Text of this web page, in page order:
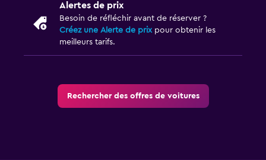
Alertes de prix
Besoin de réfléchir avant de réserver ?
Créez une Alerte de prixpour obtenir les
meilleurs tarifs.
Rechercher des offres de voitures